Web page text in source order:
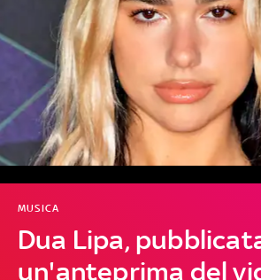
Dua Lipa,
un'anteprima del
MUSICA